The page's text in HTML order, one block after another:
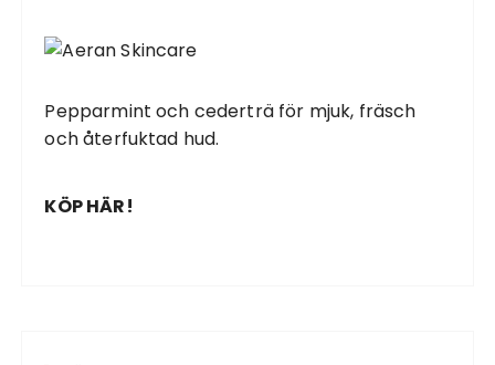
Pepparmint och cederträ för mjuk, fräsch
och återfuktad hud.
KÖP HÄR!